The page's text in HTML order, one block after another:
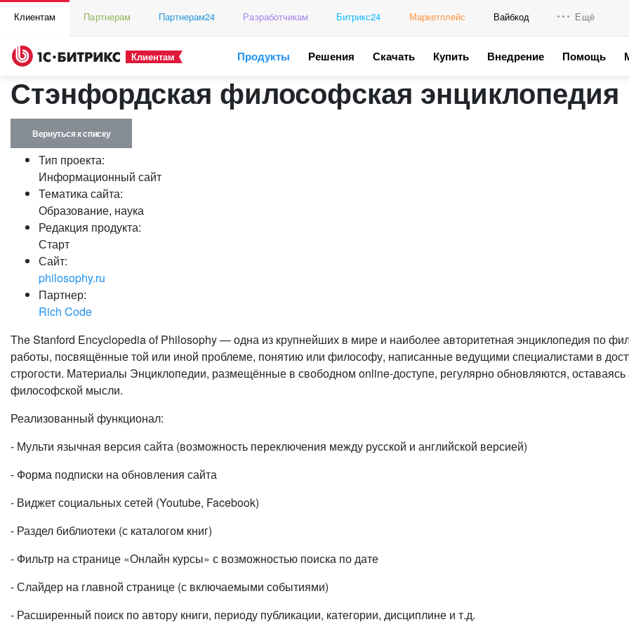
Клиентам Партнерам Партнерам24 Разработчикам Битрикс24 Маркетплейс Вайбкод Ещё
Клиентам Продукты Решения Скачать Купить Внедрение Помощь
Стэнфордская философская энциклопедия
Вернуться к списку
Тип проекта:
Информационный сайт
Тематика сайта:
Образование, наука
Редакция продукта:
Старт
Сайт:
philosophy.ru
Партнер:
Rich Code
The Stanford Encyclopedia of Philosophy — одна из крупнейших в мире и наиболее авторитетная энциклопедия по
работы, посвящённые той или иной проблеме, понятию или философу, написанные ведущими специалистами в
строгости. Материалы Энциклопедии, размещённые в свободном online-доступе, регулярно обновляются,
философской мысли.
Реализованный функционал:
- Мульти язычная версия сайта (возможность переключения между русской и английской версией)
- Форма подписки на обновления сайта
- Виджет социальных сетей (Youtube, Facebook)
- Раздел библиотеки (с каталогом книг)
- Фильтр на странице «Онлайн курсы» с возможностью поиска по дате
- Слайдер на главной странице (с включаемыми событиями)
- Расширенный поиск по автору книги, периоду публикации, категории, дисциплине и т.д.